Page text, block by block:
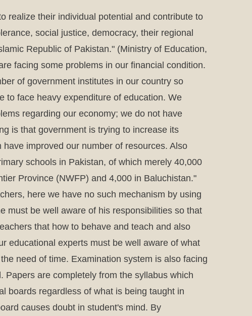
realize their individual potential and contribute to
social justice, democracy, their regional
Republic of Pakistan." (Ministry of Education,
facing some problems in our financial condition.
of government institutes in our country so
to face heavy expenditure of education. We
regarding our economy; we do not have
is that government is trying to increase its
improved our number of resources. Also
schools in Pakistan, of which merely 40,000
Province (NWFP) and 4,000 in Baluchistan."
here we have no such mechanism by using
must be well aware of his responsibilities so that
that how to behave and teach and also
educational experts must be well aware of what
need of time. Examination system is also facing
are completely from the syllabus which
boards regardless of what is being taught in
causes doubt in student's mind. By